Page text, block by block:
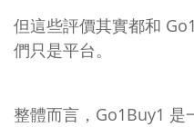
但這些評價其實都和
們只是平台。
整體而言，Go1Buy1 是